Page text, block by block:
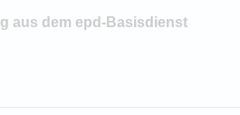
aus dem epd-Basisdienst